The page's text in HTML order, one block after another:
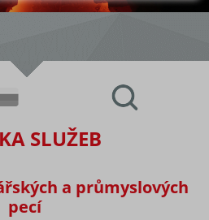
SLUŽEB
a průmyslových
pecí